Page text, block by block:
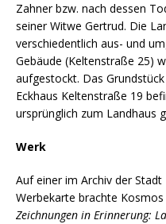
Zahner bzw. nach dessen
seiner Witwe Gertrud. Die
verschiedentlich aus- und
Gebäude (Keltenstraße 25)
aufgestockt. Das
Eckhaus Keltenstraße 19
ursprünglich zum Landhaus
Werk
Auf einer im Archiv der
Werbekarte brachte Kosmos
Zeichnungen in Erinnerung: